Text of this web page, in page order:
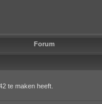
Forum
te maken heeft.